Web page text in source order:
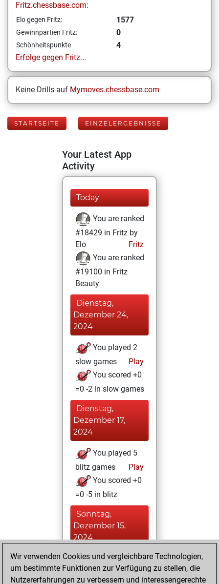
Fritz.chessbase.com:
Elo gegen Fritz: 1577
Gewinnpartien Fritz: 0
Schönheitspunkte
4
Erfolge gegen Fritz...
Keine Drills auf Mymoves.chessbase.com
STARTSEITE EINZELERGEBNISSE
Your Latest App
Activity
Today
You are ranked
#18429 in Fritz by
Elo
Fritz
You are ranked
#19100 in Fritz
Beauty
Dienstag,
Dezember 24,
2024
You played 2
slow games
Play
You scored +0
=0 -2 in slow games
Dienstag,
Dezember 17,
2024
You played 5
blitz games
Play
You scored +0
=0 -5 in blitz
Sonntag,
Dezember 15,
2024
You achieved a
BeautyScore of 4
Wir verwenden Cookies und vergleichbare Technologien,
um bestimmte Funktionen zur Verfügung zu stellen, die
Nutzererfahrungen zu verbessern und interessengerechte